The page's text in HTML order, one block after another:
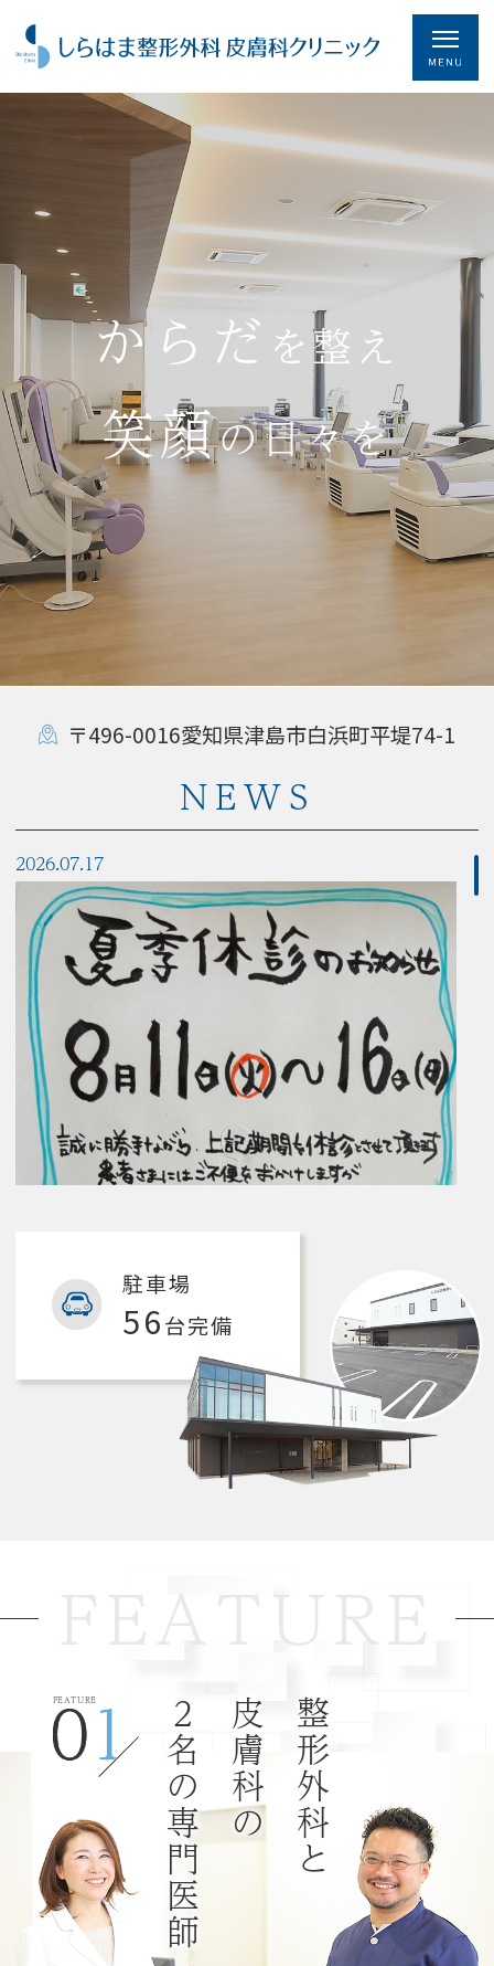
からだ を整え
笑顔の日々を
〒496-0016愛知県津島市白浜町平堤74-1
NEWS
2026.07.17
2025.09.29
駐車場
56台完備
FEATURE
FEATURE 整形外科と
皮膚科の
２名の専門医師